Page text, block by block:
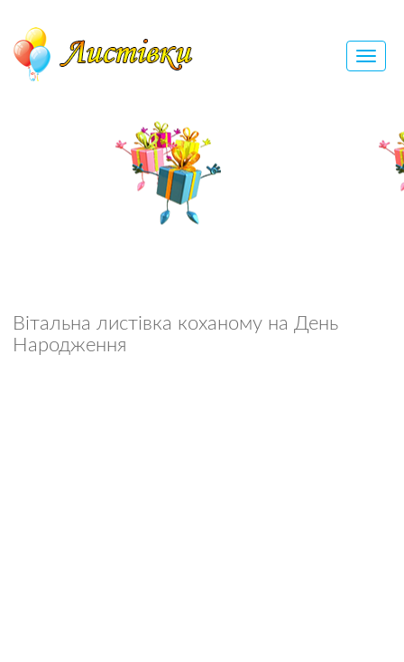
Вітальна листівка коханому на День
Народження